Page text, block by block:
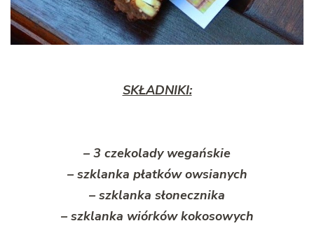
SKŁADNIKI:
– 3 czekolady wegańskie
– szklanka płatków owsianych
– szklanka słonecznika
– szklanka wiórków kokosowych